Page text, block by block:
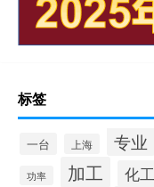
标签
一台 上海 专业
功率 加工 化工